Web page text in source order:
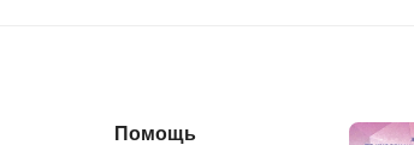
Помощь